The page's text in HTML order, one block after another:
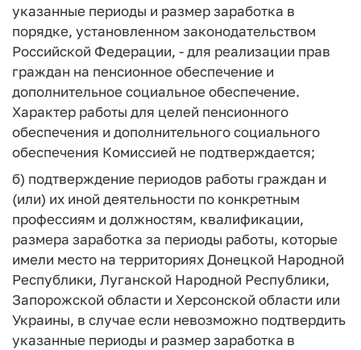
указанные периоды и размер заработка в
порядке, установленном законодательством
Российской Федерации, - для реализации прав
граждан на пенсионное обеспечение и
дополнительное социальное обеспечение.
Характер работы для целей пенсионного
обеспечения и дополнительного социального
обеспечения Комиссией не подтверждается;
б) подтверждение периодов работы граждан и
(или) их иной деятельности по конкретным
профессиям и должностям, квалификации,
размера заработка за периоды работы, которые
имели место на территориях Донецкой Народной
Республики, Луганской Народной Республики,
Запорожской области и Херсонской области или
Украины, в случае если невозможно подтвердить
указанные периоды и размер заработка в